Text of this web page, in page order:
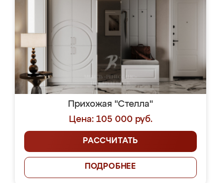
Прихожая "Стелла"
Цена: 105 000 руб.
РАССЧИТАТЬ
ПОДРОБНЕЕ